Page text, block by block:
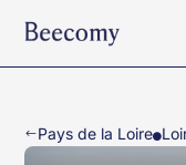
#Pays de la Loire